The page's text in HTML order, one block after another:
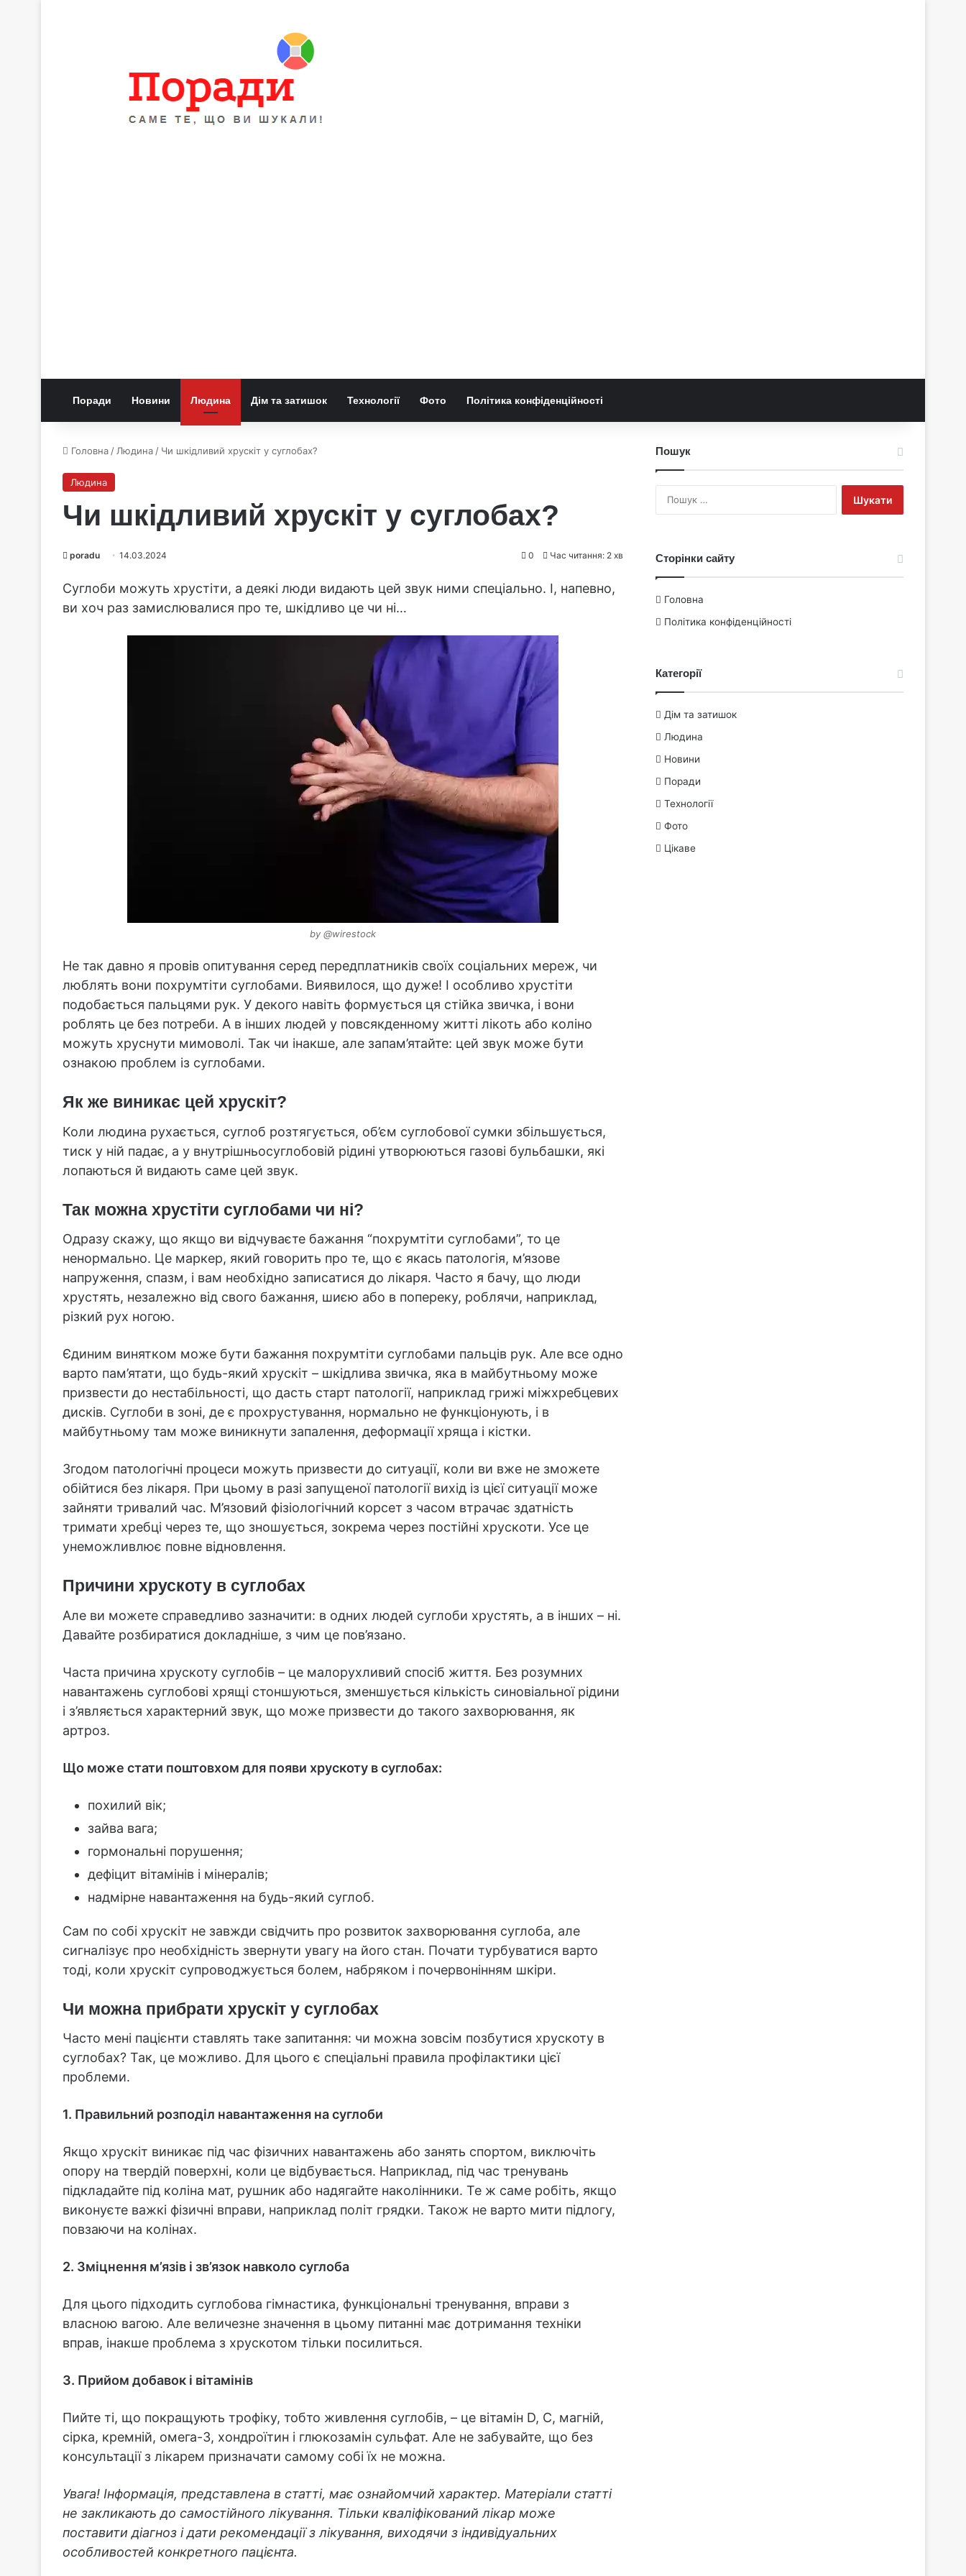
Поради Новини Людина Дім та затишок Технології Фото Політика конфіденційності
Головна / Людина / Чи шкідливий хрускіт у суглобах?
Людина
Чи шкідливий хрускіт у суглобах?
poradu 14.03.2024 0 Час читання: 2 хв
Суглоби можуть хрустіти, а деякі люди видають цей звук ними спеціально. І, напевно,
ви хоч раз замислювалися про те, шкідливо це чи ні…
by @wirestock
Не так давно я провів опитування серед передплатників своїх соціальних мереж, чи
люблять вони похрумтіти суглобами. Виявилося, що дуже! І особливо хрустіти
подобається пальцями рук. У декого навіть формується ця стійка звичка, і вони
роблять це без потреби. А в інших людей у повсякденному житті лікоть або коліно
можуть хруснути мимоволі. Так чи інакше, але запам’ятайте: цей звук може бути
ознакою проблем із суглобами.
Як же виникає цей хрускіт?
Коли людина рухається, суглоб розтягується, об’єм суглобової сумки збільшується,
тиск у ній падає, а у внутрішньосуглобовій рідині утворюються газові бульбашки, які
лопаються й видають саме цей звук.
Так можна хрустіти суглобами чи ні?
Одразу скажу, що якщо ви відчуваєте бажання “похрумтіти суглобами”, то це
ненормально. Це маркер, який говорить про те, що є якась патологія, м’язове
напруження, спазм, і вам необхідно записатися до лікаря. Часто я бачу, що люди
хрустять, незалежно від свого бажання, шиєю або в попереку, роблячи, наприклад,
різкий рух ногою.
Єдиним винятком може бути бажання похрумтіти суглобами пальців рук. Але все одно
варто пам’ятати, що будь-який хрускіт – шкідлива звичка, яка в майбутньому може
призвести до нестабільності, що дасть старт патології, наприклад грижі міжхребцевих
дисків. Суглоби в зоні, де є прохрустування, нормально не функціонують, і в
майбутньому там може виникнути запалення, деформації хряща і кістки.
Згодом патологічні процеси можуть призвести до ситуації, коли ви вже не зможете
обійтися без лікаря. При цьому в разі запущеної патології вихід із цієї ситуації може
зайняти тривалий час. М’язовий фізіологічний корсет з часом втрачає здатність
тримати хребці через те, що зношується, зокрема через постійні хрускоти. Усе це
унеможливлює повне відновлення.
Причини хрускоту в суглобах
Але ви можете справедливо зазначити: в одних людей суглоби хрустять, а в інших – ні.
Давайте розбиратися докладніше, з чим це пов’язано.
Часта причина хрускоту суглобів – це малорухливий спосіб життя. Без розумних
навантажень суглобові хрящі стоншуються, зменшується кількість синовіальної рідини
і з’являється характерний звук, що може призвести до такого захворювання, як
артроз.
Що може стати поштовхом для появи хрускоту в суглобах:
похилий вік;
зайва вага;
гормональні порушення;
дефіцит вітамінів і мінералів;
надмірне навантаження на будь-який суглоб.
Сам по собі хрускіт не завжди свідчить про розвиток захворювання суглоба, але
сигналізує про необхідність звернути увагу на його стан. Почати турбуватися варто
тоді, коли хрускіт супроводжується болем, набряком і почервонінням шкіри.
Чи можна прибрати хрускіт у суглобах
Часто мені пацієнти ставлять таке запитання: чи можна зовсім позбутися хрускоту в
суглобах? Так, це можливо. Для цього є спеціальні правила профілактики цієї
проблеми.
1. Правильний розподіл навантаження на суглоби
Якщо хрускіт виникає під час фізичних навантажень або занять спортом, виключіть
опору на твердій поверхні, коли це відбувається. Наприклад, під час тренувань
підкладайте під коліна мат, рушник або надягайте наколінники. Те ж саме робіть, якщо
виконуєте важкі фізичні вправи, наприклад політ грядки. Також не варто мити підлогу,
повзаючи на колінах.
2. Зміцнення м’язів і зв’язок навколо суглоба
Для цього підходить суглобова гімнастика, функціональні тренування, вправи з
власною вагою. Але величезне значення в цьому питанні має дотримання техніки
вправ, інакше проблема з хрускотом тільки посилиться.
3. Прийом добавок і вітамінів
Пийте ті, що покращують трофіку, тобто живлення суглобів, – це вітамін D, С, магній,
сірка, кремній, омега-3, хондроїтин і глюкозамін сульфат. Але не забувайте, що без
консультації з лікарем призначати самому собі їх не можна.
Увага! Інформація, представлена в статті, має ознайомчий характер. Матеріали статті
не закликають до самостійного лікування. Тільки кваліфікований лікар може
поставити діагноз і дати рекомендації з лікування, виходячи з індивідуальних
особливостей конкретного пацієнта.
Пошук
Сторінки сайту
Головна
Політика конфіденційності
Категорії
Дім та затишок
Людина
Новини
Поради
Технології
Фото
Цікаве